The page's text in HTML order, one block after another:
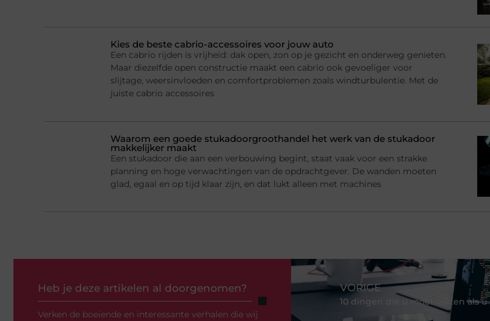
Kies de beste cabrio-accessoires voor jouw auto
Een cabrio rijden is vrijheid: dak open, zon op je gezicht en onderweg genieten.
Maar diezelfde open constructie maakt een cabrio ook gevoeliger voor
slijtage, weersinvloeden en comfortproblemen zoals windturbulentie. Met de
juiste cabrio accessoires
Waarom een goede stukadoorgroothandel het werk van de stukadoor
makkelijker maakt
Een stukadoor die aan een verbouwing begint, staat vaak voor een strakke
planning en hoge verwachtingen van de opdrachtgever. De wanden moeten
glad, egaal en op tijd klaar zijn, en dat lukt alleen met machines
Heb je deze artikelen al doorgenomen?
Verken de boeiende en interessante verhalen die wij
VORIGE